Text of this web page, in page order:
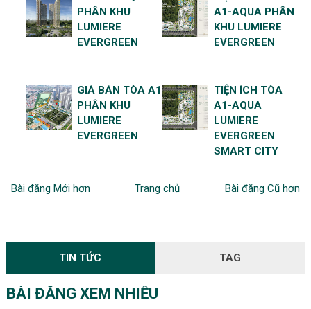
PHÂN KHU
LUMIERE
EVERGREEN
A1-AQUA PHÂN
KHU LUMIERE
EVERGREEN
GIÁ BÁN TÒA A1
PHÂN KHU
LUMIERE
EVERGREEN
TIỆN ÍCH TÒA
A1-AQUA
LUMIERE
EVERGREEN
SMART CITY
Bài đăng Mới hơn Trang chủ Bài đăng Cũ hơn
TIN TỨC TAG
BÀI ĐĂNG XEM NHIỀU